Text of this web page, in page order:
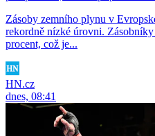
Zásoby zemního plynu v
rekordně nízké úrovni.
procent, což je...
HN.cz
dnes, 08:41